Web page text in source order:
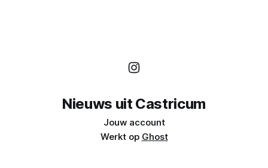
Nieuws uit Castricum
Jouw account
Werkt op Ghost